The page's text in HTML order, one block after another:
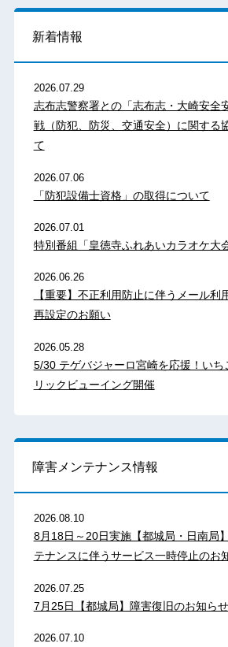
新着情報
2026.07.29
志布志警察署との「志布志・大崎安全
戦（防犯、防災、交通安全）に関する
て
2026.07.06
「防犯設備士資格」の取得について
2026.07.01
特別番組「皇徳寺ふれあいカラオケ大会
2026.06.26
【重要】不正利用防止に伴うメール利
再設定のお願い
2026.05.28
5/30 テゲバジャーロ宮崎を応援！い
リックビューイング開催
障害メンテナンス情報
2026.08.10
8月18日～20日実施【都城局・日南局
テナンスに伴うサービス一時停止のお
2026.07.25
7月25日【都城局】障害復旧のお知らせ
2026.07.10